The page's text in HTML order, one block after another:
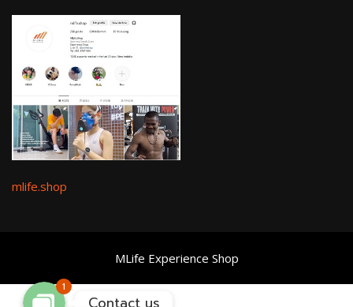
mlife.shop
MLife Experience Shop
Facebook Messenger
Contact us
1